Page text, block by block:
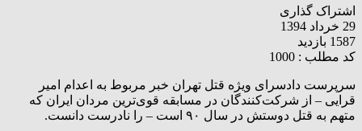
اشتراک گذاری
29 خرداد 1394
1587 بازدید
کد مطلب : 1000
سرپرست دادسرای ویژه قتل تهران خبر مربوط به اعدام امیر
قرایی – از شرکت‌کنندگان در مسابقه قوی‌ترین مردان ایران که‌
متهم به قتل دوستش در سال ۹۰ است – را نادرست دانست.